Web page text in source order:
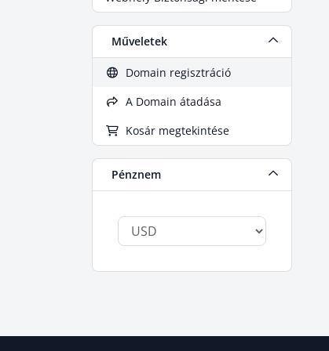
Műveletek
Domain regisztráció
A Domain átadása
Kosár megtekintése
Pénznem